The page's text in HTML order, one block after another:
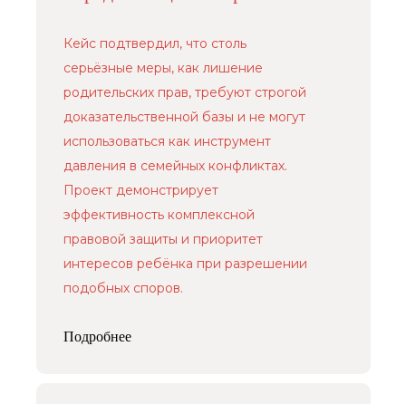
Кейс подтвердил, что столь
серьёзные меры, как лишение
родительских прав, требуют строгой
доказательственной базы и не могут
использоваться как инструмент
давления в семейных конфликтах.
Проект демонстрирует
эффективность комплексной
правовой защиты и приоритет
интересов ребёнка при разрешении
подобных споров.
Подробнее